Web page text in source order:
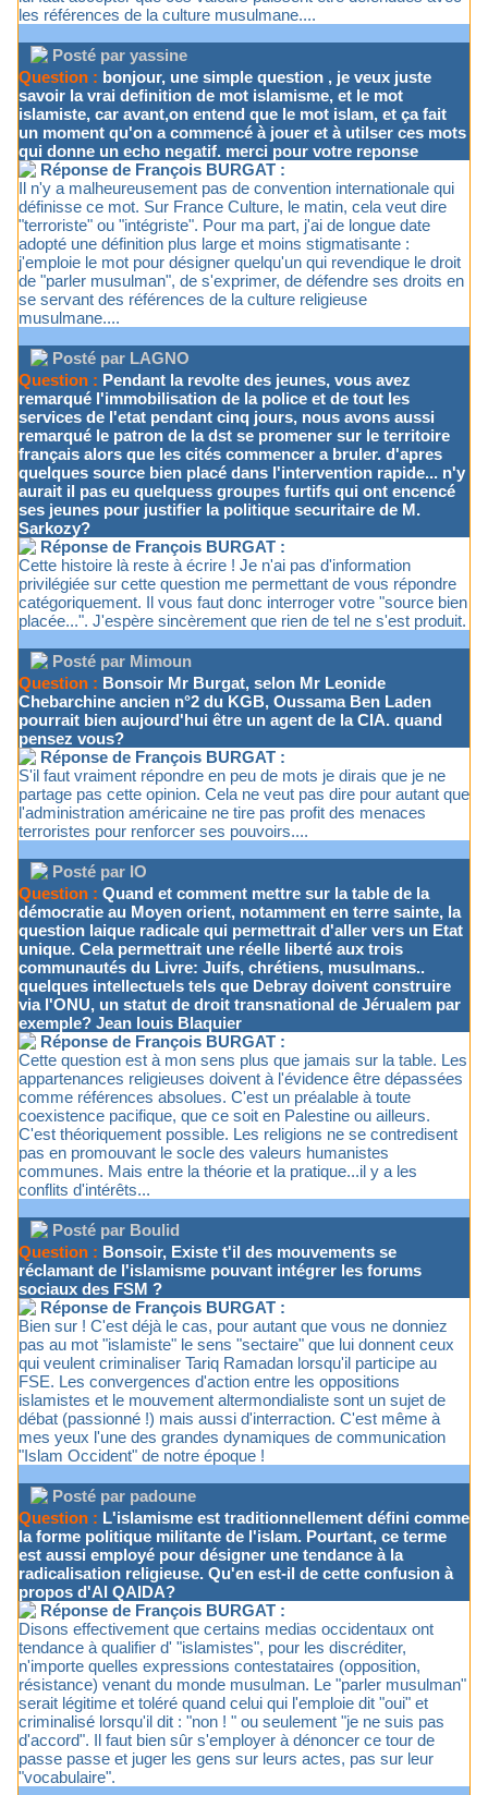
les références de la culture musulmane....
Posté par yassine
Question : bonjour, une simple question , je veux juste
savoir la vrai definition de mot islamisme, et le mot
islamiste, car avant,on entend que le mot islam, et ça fait
un moment qu'on a commencé à jouer et à utilser ces mots
qui donne un echo negatif. merci pour votre reponse
Réponse de François BURGAT :
Il n'y a malheureusement pas de convention internationale qui
définisse ce mot. Sur France Culture, le matin, cela veut dire
"terroriste" ou "intégriste". Pour ma part, j'ai de longue date
adopté une définition plus large et moins stigmatisante :
j'emploie le mot pour désigner quelqu'un qui revendique le droit
de "parler musulman", de s'exprimer, de défendre ses droits en
se servant des références de la culture religieuse
musulmane....
Posté par LAGNO
Question : Pendant la revolte des jeunes, vous avez
remarqué l'immobilisation de la police et de tout les
services de l'etat pendant cinq jours, nous avons aussi
remarqué le patron de la dst se promener sur le territoire
français alors que les cités commencer a bruler. d'apres
quelques source bien placé dans l'intervention rapide... n'y
aurait il pas eu quelquess groupes furtifs qui ont encencé
ses jeunes pour justifier la politique securitaire de M.
Sarkozy?
Réponse de François BURGAT :
Cette histoire là reste à écrire ! Je n'ai pas d'information
privilégiée sur cette question me permettant de vous répondre
catégoriquement. Il vous faut donc interroger votre "source bien
placée...". J'espère sincèrement que rien de tel ne s'est produit.
Posté par Mimoun
Question : Bonsoir Mr Burgat, selon Mr Leonide
Chebarchine ancien n°2 du KGB, Oussama Ben Laden
pourrait bien aujourd'hui être un agent de la CIA. quand
pensez vous?
Réponse de François BURGAT :
S'il faut vraiment répondre en peu de mots je dirais que je ne
partage pas cette opinion. Cela ne veut pas dire pour autant que
l'administration américaine ne tire pas profit des menaces
terroristes pour renforcer ses pouvoirs....
Posté par IO
Question : Quand et comment mettre sur la table de la
démocratie au Moyen orient, notamment en terre sainte, la
question laique radicale qui permettrait d'aller vers un Etat
unique. Cela permettrait une réelle liberté aux trois
communautés du Livre: Juifs, chrétiens, musulmans..
quelques intellectuels tels que Debray doivent construire
via l'ONU, un statut de droit transnational de Jérualem par
exemple? Jean louis Blaquier
Réponse de François BURGAT :
Cette question est à mon sens plus que jamais sur la table. Les
appartenances religieuses doivent à l'évidence être dépassées
comme références absolues. C'est un préalable à toute
coexistence pacifique, que ce soit en Palestine ou ailleurs.
C'est théoriquement possible. Les religions ne se contredisent
pas en promouvant le socle des valeurs humanistes
communes. Mais entre la théorie et la pratique...il y a les
conflits d'intérêts...
Posté par Boulid
Question : Bonsoir, Existe t'il des mouvements se
réclamant de l'islamisme pouvant intégrer les forums
sociaux des FSM ?
Réponse de François BURGAT :
Bien sur ! C'est déjà le cas, pour autant que vous ne donniez
pas au mot "islamiste" le sens "sectaire" que lui donnent ceux
qui veulent criminaliser Tariq Ramadan lorsqu'il participe au
FSE. Les convergences d'action entre les oppositions
islamistes et le mouvement altermondialiste sont un sujet de
débat (passionné !) mais aussi d'interraction. C'est même à
mes yeux l'une des grandes dynamiques de communication
"Islam Occident" de notre époque !
Posté par padoune
Question : L'islamisme est traditionnellement défini comme
la forme politique militante de l'islam. Pourtant, ce terme
est aussi employé pour désigner une tendance à la
radicalisation religieuse. Qu'en est-il de cette confusion à
propos d'Al QAIDA?
Réponse de François BURGAT :
Disons effectivement que certains medias occidentaux ont
tendance à qualifier d' "islamistes", pour les discréditer,
n'importe quelles expressions contestataires (opposition,
résistance) venant du monde musulman. Le "parler musulman"
serait légitime et toléré quand celui qui l'emploie dit "oui" et
criminalisé lorsqu'il dit : "non ! " ou seulement "je ne suis pas
d'accord". Il faut bien sûr s'employer à dénoncer ce tour de
passe passe et juger les gens sur leurs actes, pas sur leur
"vocabulaire".